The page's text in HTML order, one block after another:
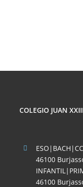
COLEGIO JUAN XXIII
46100
46100